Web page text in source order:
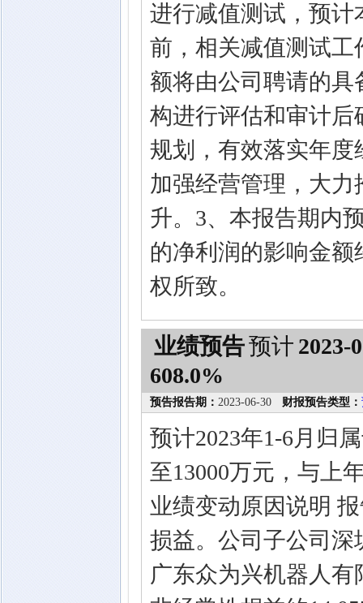
进行减值测试，预
前，相关减值测试
额将由公司聘请的
构进行评估和审计后
规划，有效落实年
加强经营管理，大
升。3、本报告期内
的净利润的影响金额
权所致。
业绩预告预计 2023-
608.0%
预告报告期： 2023-06-30 财报预告类型：
预计2023年1-6月归
至13000万元，与上
业绩变动原因说明
损益。公司子公司
广东众为兴机器人